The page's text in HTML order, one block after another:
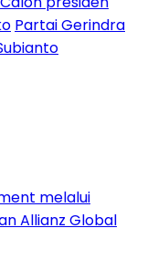
Partai Gerindra
melalui
Allianz Global